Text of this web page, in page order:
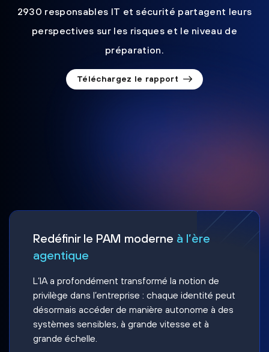
2930 responsables IT et sécurité partagent leurs
perspectives sur les risques et le niveau de
préparation.
Téléchargez le rapport
Redéfinir le PAM moderne à l’ère
agentique
L’IA a profondément transformé la notion de
privilège dans l’entreprise : chaque identité peut
désormais accéder de manière autonome à des
systèmes sensibles, à grande vitesse et à
grande échelle.